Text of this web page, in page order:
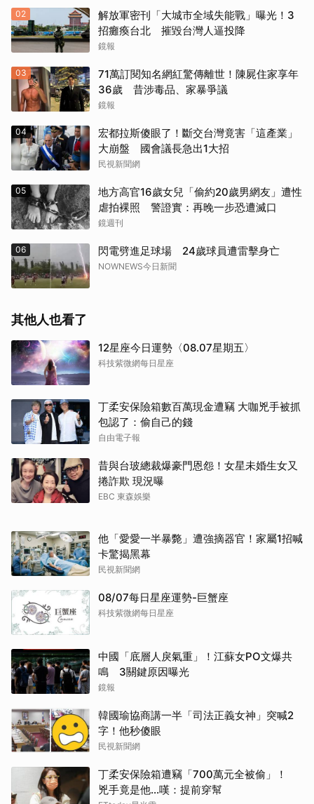
02
解放軍密刊「大城市全域失能戰」曝光！3
招癱瘓台北 摧毀台灣人逼投降
鏡報
03
71萬訂閱知名網紅驚傳離世！陳屍住家享年
36歲 昔涉毒品、家暴爭議
鏡報
04
宏都拉斯傻眼了！斷交台灣竟害「這產業」
大崩盤 國會議長急出1大招
民視新聞網
05
地方高官16歲女兒「偷約20歲男網友」遭性
虐拍裸照 警證實：再晚一步恐遭滅口
鏡週刊
06 閃電劈進足球場 24歲球員遭雷擊身亡
NOWNEWS今日新聞
其他人也看了
12星座今日運勢〈08.07星期五〉
科技紫微網每日星座
丁柔安保險箱數百萬現金遭竊 大咖兇手被抓
包認了：偷自己的錢
自由電子報
昔與台玻總裁爆豪門恩怨！女星未婚生女又
捲詐欺 現況曝
EBC 東森娛樂
他「愛愛一半暴斃」遭強摘器官！家屬1招喊
卡驚揭黑幕
民視新聞網
08/07每日星座運勢-巨蟹座
科技紫微網每日星座
中國「底層人戾氣重」！江蘇女PO文爆共
鳴 3關鍵原因曝光
鏡報
韓國瑜協商講一半「司法正義女神」突喊2
字！他秒傻眼
民視新聞網
丁柔安保險箱遭竊「700萬元全被偷」！
兇手竟是他...嘆：提前穿幫